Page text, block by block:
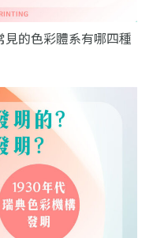
的色彩體系有哪四種